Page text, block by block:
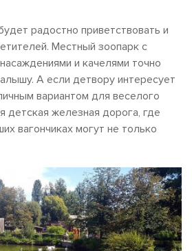
радостно приветствовать и
Местный зоопарк с
и качелями точно
А если детвору интересует
вариантом для веселого
детская железная дорога, где
вагончиках могут не только